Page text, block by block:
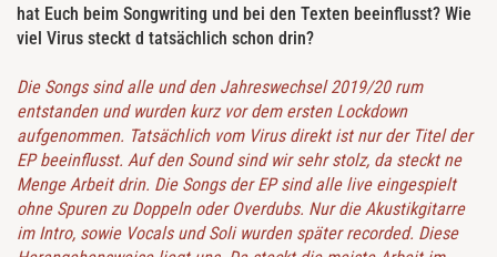
hat Euch beim Songwriting und bei den Texten beeinflusst? Wie
viel Virus steckt d tatsächlich schon drin?
Die Songs sind alle und den Jahreswechsel 2019/20 rum
entstanden und wurden kurz vor dem ersten Lockdown
aufgenommen. Tatsächlich vom Virus direkt ist nur der Titel der
EP beeinflusst. Auf den Sound sind wir sehr stolz, da steckt ne
Menge Arbeit drin. Die Songs der EP sind alle live eingespielt
ohne Spuren zu Doppeln oder Overdubs. Nur die Akustikgitarre
im Intro, sowie Vocals und Soli wurden später recorded. Diese